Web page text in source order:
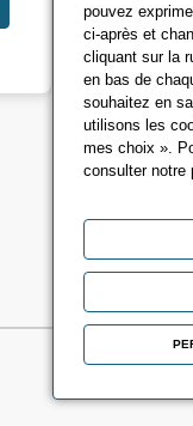
pouvez
ci-après et
cliquant sur la
en bas de
souhaitez en
utilisons les
mes choix ».
consulter notre